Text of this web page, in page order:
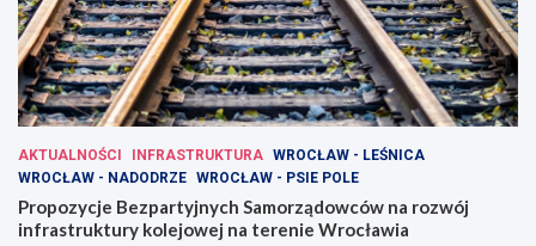
AKTUALNOŚCI INFRASTRUKTURA WROCŁAW - LEŚNICA
WROCŁAW - NADODRZE WROCŁAW - PSIE POLE
Propozycje Bezpartyjnych Samorządowców na rozwój
infrastruktury kolejowej na terenie Wrocławia